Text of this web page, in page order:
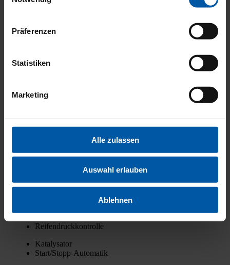
Präferenzen
Statistiken
Marketing
Alle zulassen
Auswahl erlauben
Ablehnen
Iso­fix
Rei­fen­druck­kon­trol­le
Kata­ly­sa­tor
Star­t/­Stopp-Auto­ma­tik